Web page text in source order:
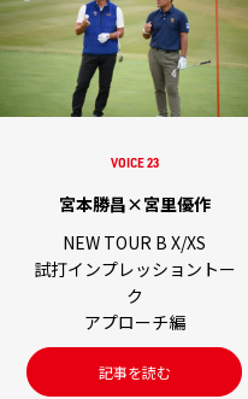
VOICE 23
宮本勝昌×宮里優作
NEW TOUR B X/XS
試打インプレッショントー
ク
アプローチ編
記事を読む